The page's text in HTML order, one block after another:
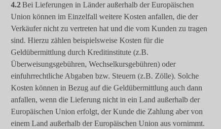
4.2Bei Lieferungen in Länder außerhalb der Europäischen
Union können im Einzelfall weitere Kosten anfallen, die der
Verkäufer nicht zu vertreten hat und die vom Kunden zu tragen
sind. Hierzu zählen beispielsweise Kosten für die
Geldübermittlung durch Kreditinstitute (z.B.
Überweisungsgebühren, Wechselkursgebühren) oder
einfuhrrechtliche Abgaben bzw. Steuern (z.B. Zölle). Solche
Kosten können in Bezug auf die Geldübermittlung auch dann
anfallen, wenn die Lieferung nicht in ein Land außerhalb der
Europäischen Union erfolgt, der Kunde die Zahlung aber von
einem Land außerhalb der Europäischen Union aus vornimmt.